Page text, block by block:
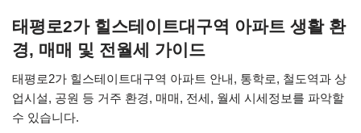
태평로2가 힐스테이트대구역 아파트 생활 환
경, 매매 및 전월세 가이드
태평로2가 힐스테이트대구역 아파트 안내, 통학로, 철도역과 상
업시설, 공원 등 거주 환경, 매매, 전세, 월세 시세정보를 파악할
수 있습니다.